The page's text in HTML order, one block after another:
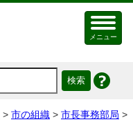
メニュー
> 市の組織 > 市長事務部局 >